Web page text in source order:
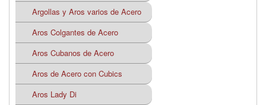
Argollas y Aros varios de Acero
Aros Colgantes de Acero
Aros Cubanos de Acero
Aros de Acero con Cubics
Aros Lady Di